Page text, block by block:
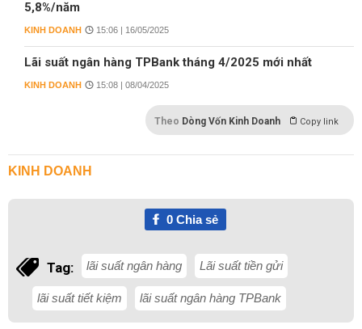
5,8%/năm
KINH DOANH 15:06 | 16/05/2025
Lãi suất ngân hàng TPBank tháng 4/2025 mới nhất
KINH DOANH 15:08 | 08/04/2025
Theo Dòng Vốn Kinh Doanh Copy link
KINH DOANH
0Chia sẻ
Tag: lãi suất ngân hàng Lãi suất tiền gửi
lãi suất tiết kiệm lãi suất ngân hàng TPBank